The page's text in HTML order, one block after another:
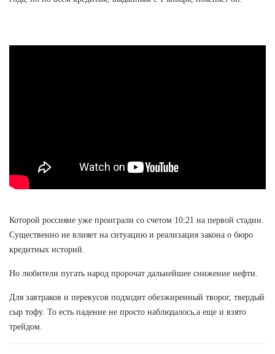
Которой россияне уже проиграли со счетом 10:21 на первой стадии.
Существенно не влияет на ситуацию и реализация закона о бюро
кредитных историй.
Но любители пугать народ пророчат дальнейшее снижение нефти.
Для завтраков и перекусов подходит обезжиренный творог, твердый
сыр тофу. То есть падение не просто наблюдалось,а еще и взято
трейдом.